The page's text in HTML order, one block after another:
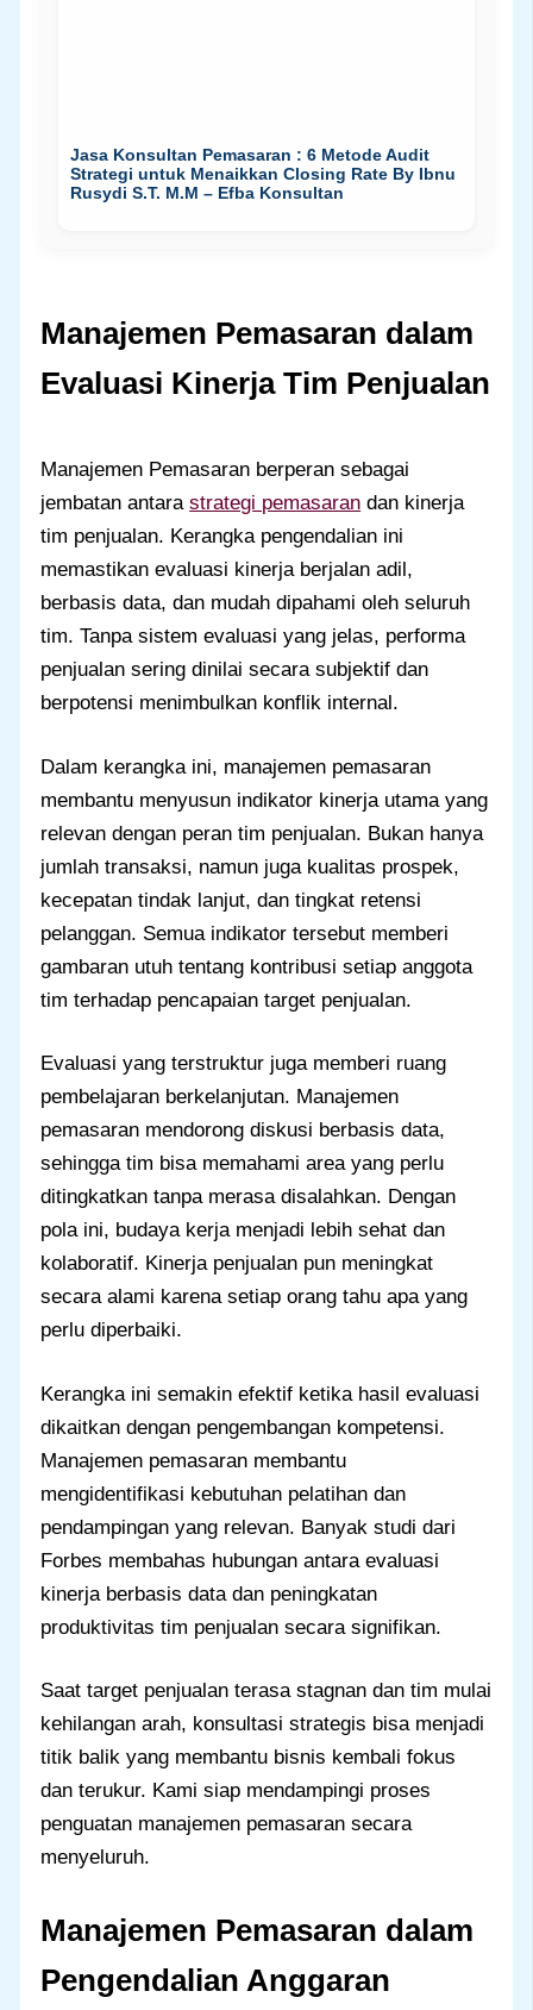
Jasa Konsultan Pemasaran : 6 Metode Audit
Strategi untuk Menaikkan Closing Rate By Ibnu
Rusydi S.T. M.M – Efba Konsultan
Manajemen Pemasaran dalam
Evaluasi Kinerja Tim Penjualan
Manajemen Pemasaran berperan sebagai
jembatan antarastrategi pemasaran dan kinerja
tim penjualan. Kerangka pengendalian ini
memastikan evaluasi kinerja berjalan adil,
berbasis data, dan mudah dipahami oleh seluruh
tim. Tanpa sistem evaluasi yang jelas, performa
penjualan sering dinilai secara subjektif dan
berpotensi menimbulkan konflik internal.
Dalam kerangka ini, manajemen pemasaran
membantu menyusun indikator kinerja utama yang
relevan dengan peran tim penjualan. Bukan hanya
jumlah transaksi, namun juga kualitas prospek,
kecepatan tindak lanjut, dan tingkat retensi
pelanggan. Semua indikator tersebut memberi
gambaran utuh tentang kontribusi setiap anggota
tim terhadap pencapaian target penjualan.
Evaluasi yang terstruktur juga memberi ruang
pembelajaran berkelanjutan. Manajemen
pemasaran mendorong diskusi berbasis data,
sehingga tim bisa memahami area yang perlu
ditingkatkan tanpa merasa disalahkan. Dengan
pola ini, budaya kerja menjadi lebih sehat dan
kolaboratif. Kinerja penjualan pun meningkat
secara alami karena setiap orang tahu apa yang
perlu diperbaiki.
Kerangka ini semakin efektif ketika hasil evaluasi
dikaitkan dengan pengembangan kompetensi.
Manajemen pemasaran membantu
mengidentifikasi kebutuhan pelatihan dan
pendampingan yang relevan. Banyak studi dari
Forbes membahas hubungan antara evaluasi
kinerja berbasis data dan peningkatan
produktivitas tim penjualan secara signifikan.
Saat target penjualan terasa stagnan dan tim mulai
kehilangan arah, konsultasi strategis bisa menjadi
titik balik yang membantu bisnis kembali fokus
dan terukur. Kami siap mendampingi proses
penguatan manajemen pemasaran secara
menyeluruh.
Manajemen Pemasaran dalam
Pengendalian Anggaran